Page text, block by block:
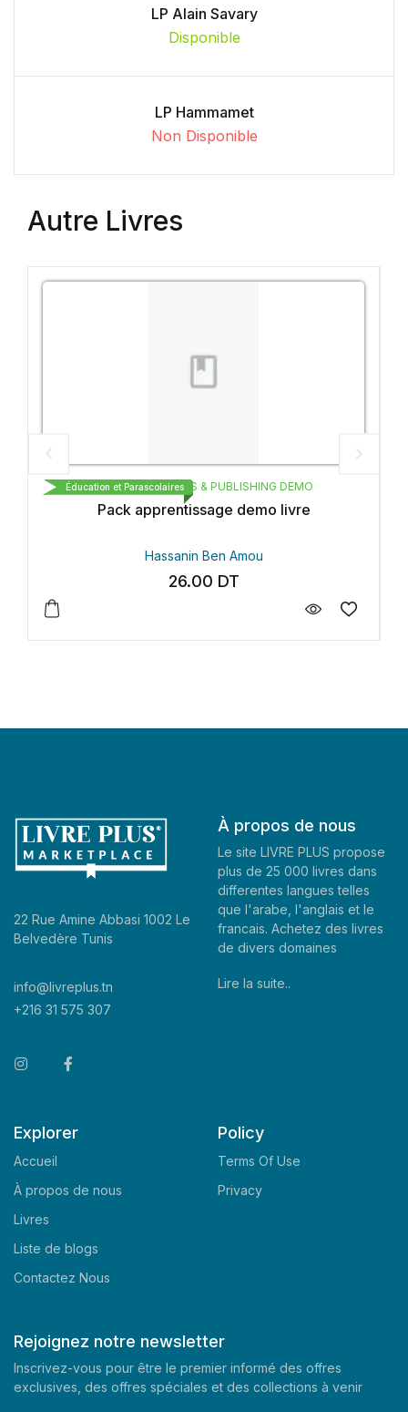
LP Alain Savary
Disponible
LP Hammamet
Non Disponible
Autre Livres
CARTHAGE BOOKS & PUBLISHING DEMO
Pack apprentissage demo livre
Hassanin Ben Amou
26.00 DT
Éducation et Parascolaires
22 Rue Amine Abbasi 1002 Le
Belvedère Tunis
info@livreplus.tn
+216 31 575 307
À propos de nous
Le site LIVRE PLUS propose
plus de 25 000 livres dans
differentes langues telles
que l'arabe, l'anglais et le
francais. Achetez des livres
de divers domaines
Lire la suite..
Explorer
Accueil
À propos de nous
Livres
Liste de blogs
Contactez Nous
Policy
Terms Of Use
Privacy
Rejoignez notre newsletter
Inscrivez-vous pour être le premier informé des offres
exclusives, des offres spéciales et des collections à venir